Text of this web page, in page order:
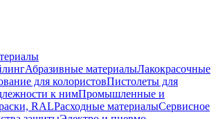
Абразивные материалыЛакокрасочные
для колористовПистолеты для
к нимПромышленные и
RALРасходные материалыСервисное